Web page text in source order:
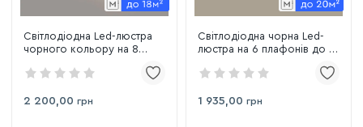
Світлодіодна Led-люстра
чорного кольору на 8
Sirius B N4182/8 112W BK
2 200,00 грн
Світлодіодна чорна Led-
люстра на 6 плафонів до 18
1 935,00 грн